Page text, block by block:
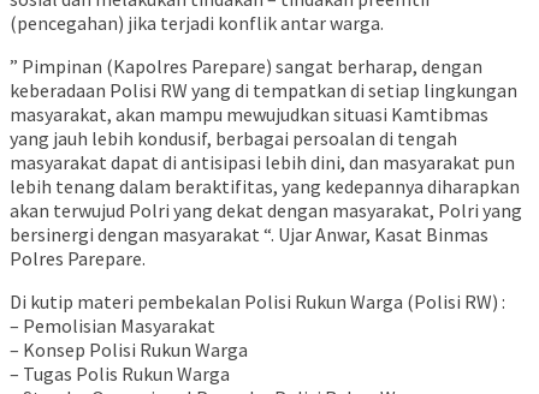
(pencegahan) jika terjadi konflik antar warga.
” Pimpinan (Kapolres Parepare) sangat berharap, dengan
keberadaan Polisi RW yang di tempatkan di setiap lingkungan
masyarakat, akan mampu mewujudkan situasi Kamtibmas
yang jauh lebih kondusif, berbagai persoalan di tengah
masyarakat dapat di antisipasi lebih dini, dan masyarakat pun
lebih tenang dalam beraktifitas, yang kedepannya diharapkan
akan terwujud Polri yang dekat dengan masyarakat, Polri yang
bersinergi dengan masyarakat “. Ujar Anwar, Kasat Binmas
Polres Parepare.
Di kutip materi pembekalan Polisi Rukun Warga (Polisi RW) :
– Pemolisian Masyarakat
– Konsep Polisi Rukun Warga
– Tugas Polis Rukun Warga